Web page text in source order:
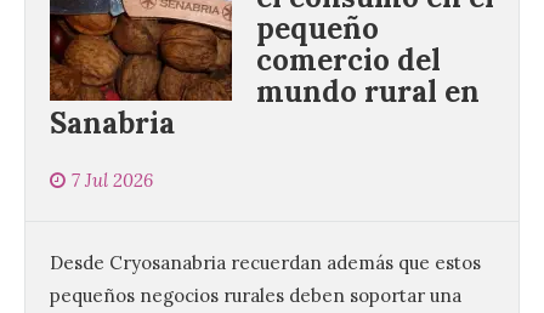
pequeño
comercio del
mundo rural en
Sanabria
7 Jul 2026
Desde Cryosanabria recuerdan además que estos
pequeños negocios rurales deben soportar una